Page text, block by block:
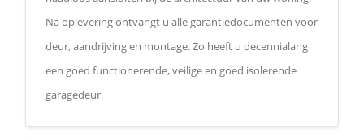
Na oplevering ontvangt u alle garantiedocumenten voor
deur, aandrijving en montage. Zo heeft u decennialang
een goed functionerende, veilige en goed isolerende
garagedeur.